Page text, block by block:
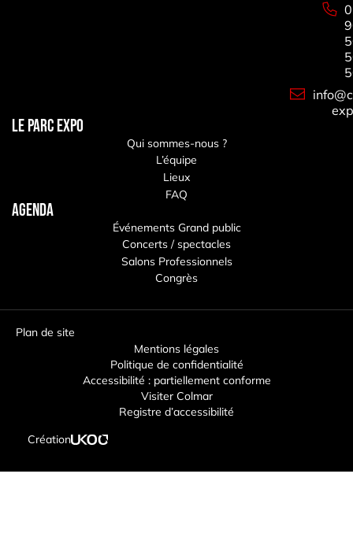
LE PARC EXPO
Qui sommes-nous ?
L’équipe
Lieux
FAQ
Agenda
Événements Grand public
Concerts / spectacles
Salons Professionnels
Congrès
Plan de site
Mentions légales
Politique de confidentialité
Accessibilité : partiellement conforme
Visiter Colmar
Registre d’accessibilité
Création